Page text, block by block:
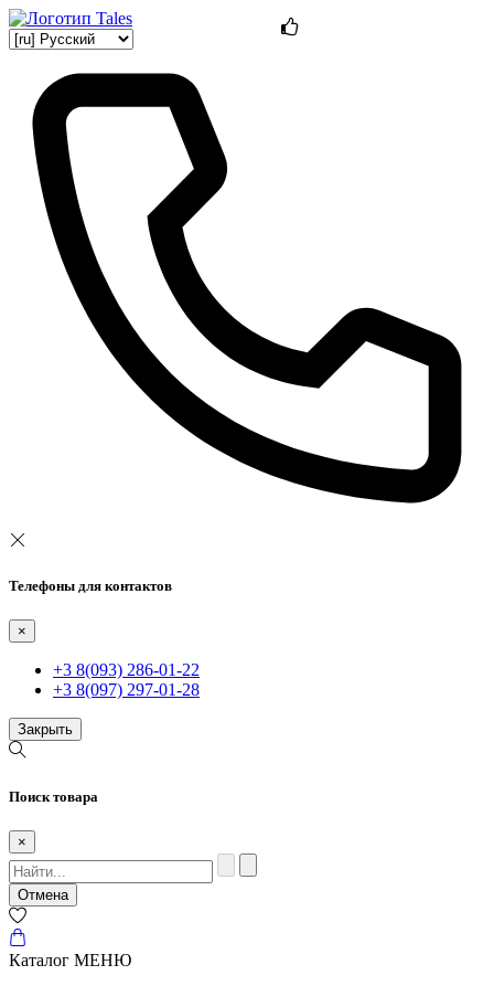
Телефоны для контактов
×
+3 8(093) 286-01-22
+3 8(097) 297-01-28
Закрыть
Поиск товара
×
Отмена
Каталог МЕНЮ